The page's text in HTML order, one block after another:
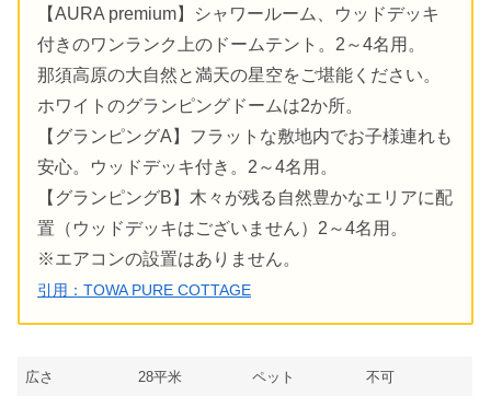
【AURA premium】シャワールーム、ウッドデッキ
付きのワンランク上のドームテント。2～4名用。
那須高原の大自然と満天の星空をご堪能ください。
ホワイトのグランピングドームは2か所。
【グランピングA】フラットな敷地内でお子様連れも
安心。ウッドデッキ付き。2～4名用。
【グランピングB】木々が残る自然豊かなエリアに配
置（ウッドデッキはございません）2～4名用。
※エアコンの設置はありません。
引用：TOWA PURE COTTAGE
広さ 28平米 ペット 不可